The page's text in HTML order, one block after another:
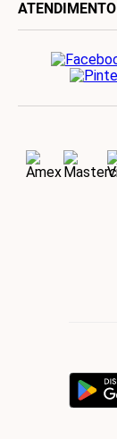
ATENDIMENTO